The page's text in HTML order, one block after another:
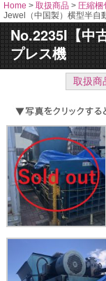
Home > 取扱商品 > 圧縮梱
Jewel（中国製）横型半自
No.2235I【中
プレス機
取扱商